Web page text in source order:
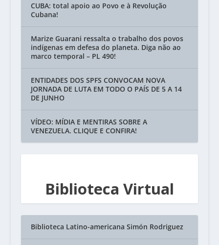
CUBA: total apoio ao Povo e à Revolução
Cubana!
Marize Guarani ressalta o trabalho dos povos
indígenas em defesa do planeta. Diga não ao
marco temporal – PL 490!
ENTIDADES DOS SPFS CONVOCAM NOVA
JORNADA DE LUTA EM TODO O PAÍS DE 5 A 14
DE JUNHO
VÍDEO: MÍDIA E MENTIRAS SOBRE A
VENEZUELA. CLIQUE E CONFIRA!
Biblioteca Virtual
Biblioteca Latino-americana Simón Rodriguez